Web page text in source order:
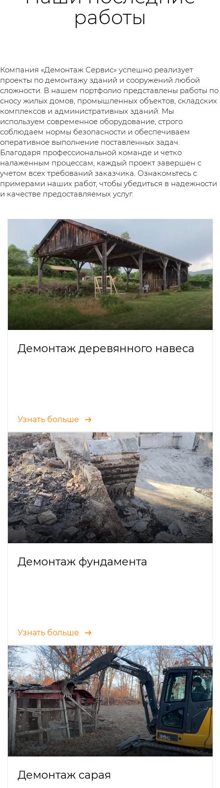
работы
Компания «Демонтаж Сервис» успешно реализует
проекты по демонтажу зданий и сооружений любой
сложности. В нашем портфолио представлены работы по
сносу жилых домов, промышленных объектов, складских
комплексов и административных зданий. Мы
используем современное оборудование, строго
соблюдаем нормы безопасности и обеспечиваем
оперативное выполнение поставленных задач.
Благодаря профессиональной команде и четко
налаженным процессам, каждый проект завершен с
учетом всех требований заказчика. Ознакомьтесь с
примерами наших работ, чтобы убедиться в надежности
и качестве предоставляемых услуг.
Демонтаж деревянного навеса
Узнать больше
Демонтаж фундамента
Узнать больше
Демонтаж сарая